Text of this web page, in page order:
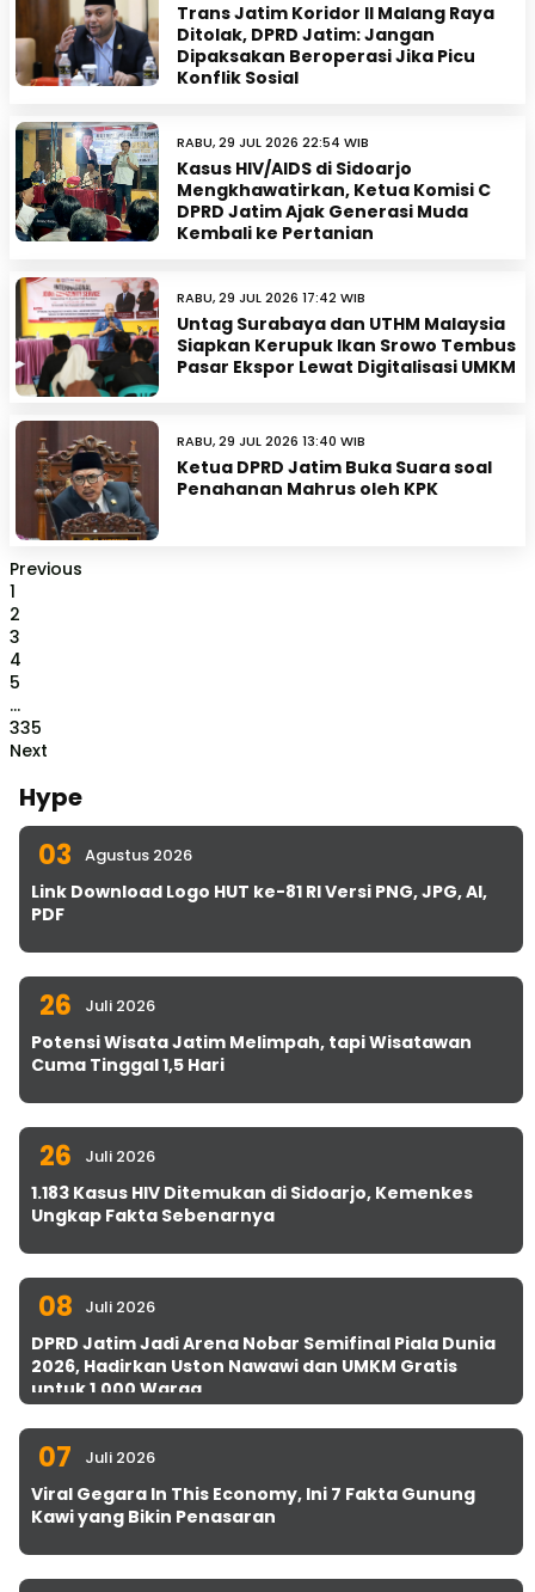
Trans Jatim Koridor II Malang Raya
Ditolak, DPRD Jatim: Jangan
Dipaksakan Beroperasi Jika Picu
Konflik Sosial
RABU, 29 JUL 2026 22:54 WIB
Kasus HIV/AIDS di Sidoarjo
Mengkhawatirkan, Ketua Komisi C
DPRD Jatim Ajak Generasi Muda
Kembali ke Pertanian
RABU, 29 JUL 2026 17:42 WIB
Untag Surabaya dan UTHM Malaysia
Siapkan Kerupuk Ikan Srowo Tembus
Pasar Ekspor Lewat Digitalisasi UMKM
RABU, 29 JUL 2026 13:40 WIB
Ketua DPRD Jatim Buka Suara soal
Penahanan Mahrus oleh KPK
Previous
1
2
3
4
5
...
335
Next
Hype
03 Agustus 2026
Link Download Logo HUT ke-81 RI Versi PNG, JPG, AI,
PDF
26 Juli 2026
Potensi Wisata Jatim Melimpah, tapi Wisatawan
Cuma Tinggal 1,5 Hari
26 Juli 2026
1.183 Kasus HIV Ditemukan di Sidoarjo, Kemenkes
Ungkap Fakta Sebenarnya
08 Juli 2026
DPRD Jatim Jadi Arena Nobar Semifinal Piala Dunia
2026, Hadirkan Uston Nawawi dan UMKM Gratis
untuk 1.000 Warga
07 Juli 2026
Viral Gegara In This Economy, Ini 7 Fakta Gunung
Kawi yang Bikin Penasaran